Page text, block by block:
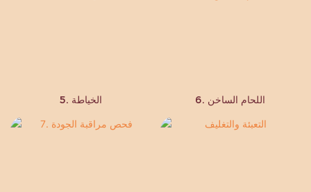
5. الخياطة 6. اللحام الساخن